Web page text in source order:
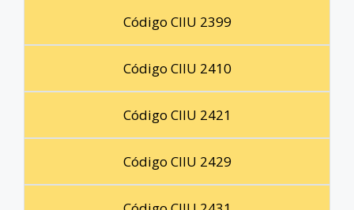
Código CIIU 2399
Código CIIU 2410
Código CIIU 2421
Código CIIU 2429